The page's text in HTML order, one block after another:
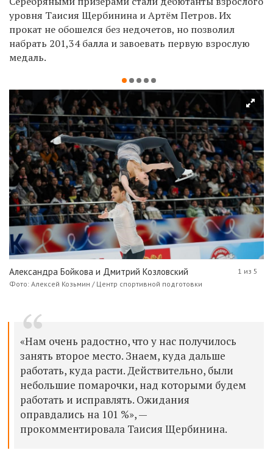
уровня Таисия Щербинина и Артём Петров. Их
прокат не обошелся без недочетов, но позволил
набрать 201,34 балла и завоевать первую взрослую
медаль.
Александра Бойкова и Дмитрий Козловский
Фото: Алексей Козьмин / Центр спортивной подготовки
1 из 5
«Нам очень радостно, что у нас получилось
занять второе место. Знаем, куда дальше
работать, куда расти. Действительно, были
небольшие помарочки, над которыми будем
работать и исправлять. Ожидания
оправдались на 101 %», —
прокомментировала Таисия Щербинина.